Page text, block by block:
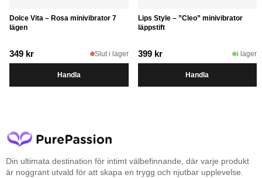
Dolce Vita – Rosa minivibrator 7
lägen
349 kr Slut i lager
Handla
Lips Style – ”Cleo” minivibrator
läppstift
399 kr i lager
Handla
Din ultimata destination för intimt välbefinnande, där varje produkt
är noggrant utvald för att skapa en trygg och njutbar upplevelse.